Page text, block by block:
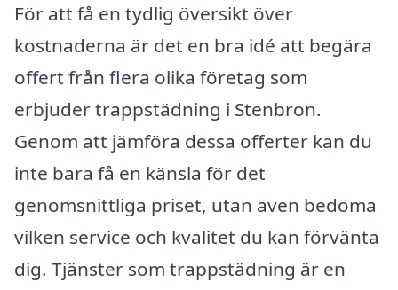
För att få en tydlig översikt över
kostnaderna är det en bra idé att begära
offert från flera olika företag som
erbjuder trappstädning i Stenbron.
Genom att jämföra dessa offerter kan du
inte bara få en känsla för det
genomsnittliga priset, utan även bedöma
vilken service och kvalitet du kan förvänta
dig. Tjänster som trappstädning är en